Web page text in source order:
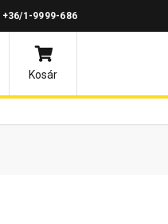
+36/1-9999-686
Kosár